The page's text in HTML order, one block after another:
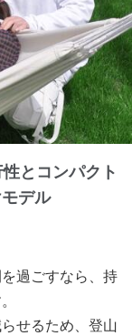
とコンパクト
デル
過ごすなら、持
せるため、登山